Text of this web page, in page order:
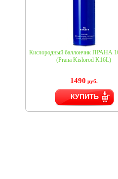
Кислородный баллончик ПРАНА
(Prana Kislorod K16L)
1490 руб.
КУПИТЬ